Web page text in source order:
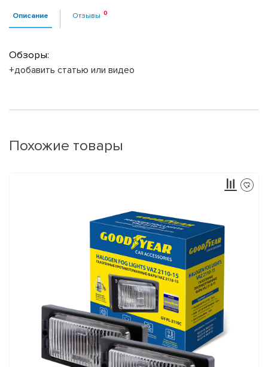
Описание Отзывы
Обзоры:
+добавить статью или видео
Похожие товары